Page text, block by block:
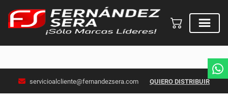
servicioalcliente@fernandezsera.com QUIERO DISTRIBUIR